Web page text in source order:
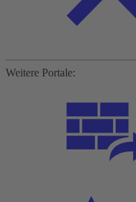
Weitere Portale: